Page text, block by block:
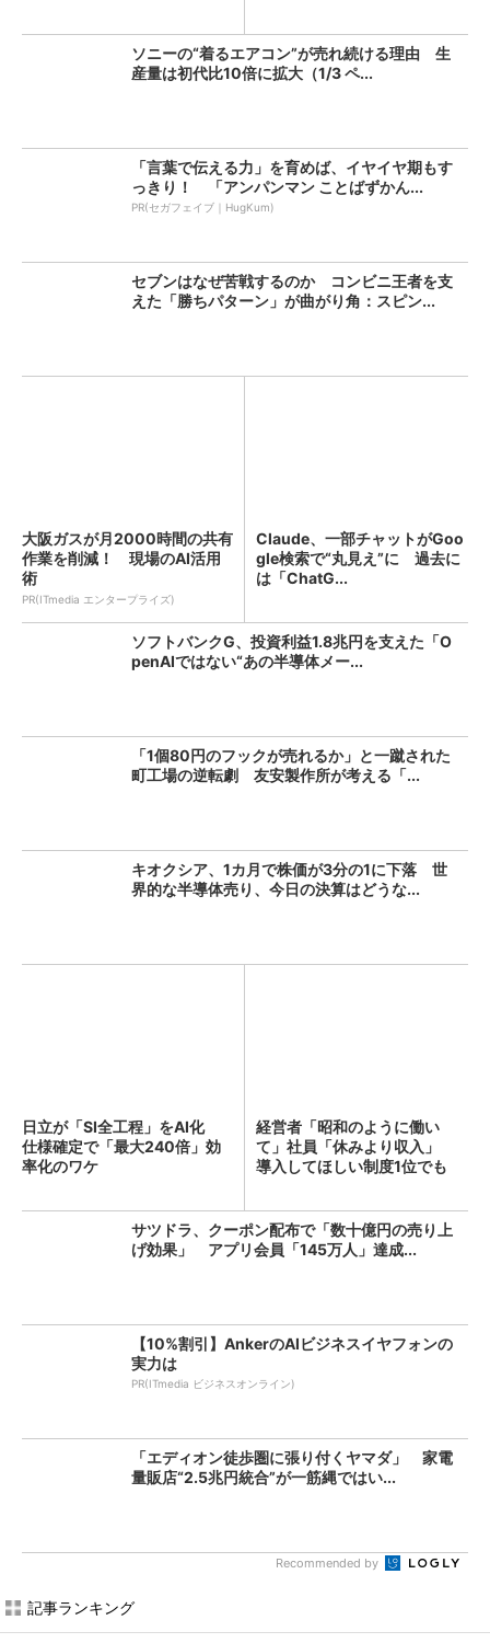
ソニーの“着るエアコン”が売れ続ける理由 生
産量は初代比10倍に拡大（1/3 ペ...
「言葉で伝える力」を育めば、イヤイヤ期もす
っきり！ 「アンパンマン ことばずかん...
PR(セガフェイブ｜HugKum)
セブンはなぜ苦戦するのか コンビニ王者を支
えた「勝ちパターン」が曲がり角：スピン...
大阪ガスが月2000時間の共有
作業を削減！ 現場のAI活用
術
PR(ITmedia エンタープライズ)
Claude、一部チャットがGoo
gle検索で“丸見え”に 過去に
は「ChatG...
ソフトバンクG、投資利益1.8兆円を支えた「O
penAIではない“あの半導体メー...
「1個80円のフックが売れるか」と一蹴された
町工場の逆転劇 友安製作所が考える「...
キオクシア、1カ月で株価が3分の1に下落 世
界的な半導体売り、今日の決算はどうな...
日立が「SI全工程」をAI化
仕様確定で「最大240倍」効
率化のワケ
経営者「昭和のように働い
て」社員「休みより収入」
導入してほしい制度1位でも
サツドラ、クーポン配布で「数十億円の売り上
げ効果」 アプリ会員「145万人」達成...
【10%割引】AnkerのAIビジネスイヤフォンの
実力は
PR(ITmedia ビジネスオンライン)
「エディオン徒歩圏に張り付くヤマダ」 家電
量販店“2.5兆円統合”が一筋縄ではい...
Recommended by
記事ランキング